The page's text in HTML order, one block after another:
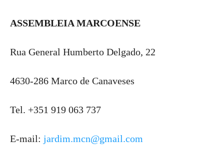
ASSEMBLEIA MARCOENSE
Rua General Humberto Delgado, 22
4630-286 Marco de Canaveses
Tel. +351 919 063 737
E-mail: jardim.mcn@gmail.com